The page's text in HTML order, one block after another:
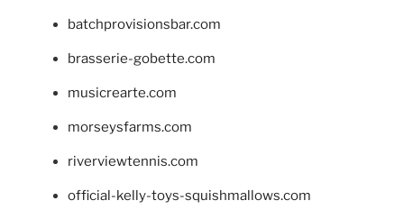
batchprovisionsbar.com
brasserie-gobette.com
musicrearte.com
morseysfarms.com
riverviewtennis.com
official-kelly-toys-squishmallows.com